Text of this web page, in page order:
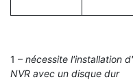
1 – nécessite l'installation
NVR avec un disque dur